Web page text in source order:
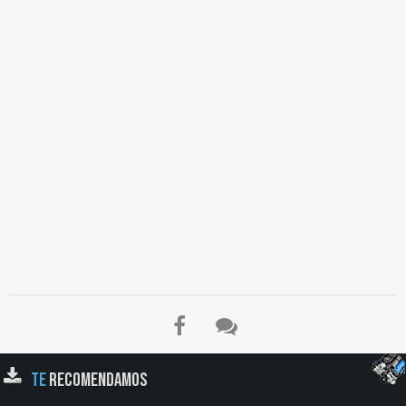
TERECOMENDAMOS